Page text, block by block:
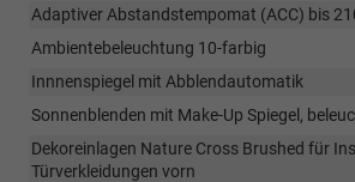
Adaptiver Abstandstempomat (ACC) bis
Ambientebeleuchtung 10-farbig
Innnenspiegel mit Abblendautomatik
Sonnenblenden mit Make-Up Spiegel,
Dekoreinlagen Nature Cross Brushed für
Türverkleidungen vorn